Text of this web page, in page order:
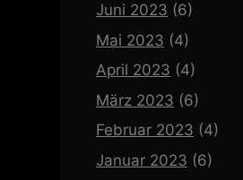
Juni 2023 (6)
Mai 2023 (4)
April 2023 (4)
März 2023 (6)
Februar 2023 (4)
Januar 2023 (6)